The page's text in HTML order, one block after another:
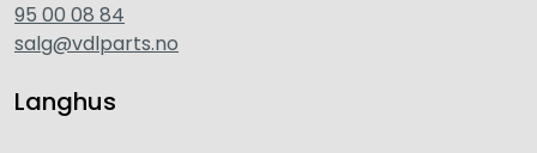
95 00 08 84
salg@vdlparts.no
Langhus